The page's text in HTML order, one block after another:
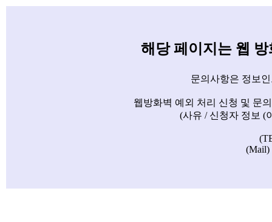
해당 페이지는 웹
문의사항은 정보
웹방화벽 예외 처리 신청 및 문
(사유 / 신청자 정보 (
(Mail)